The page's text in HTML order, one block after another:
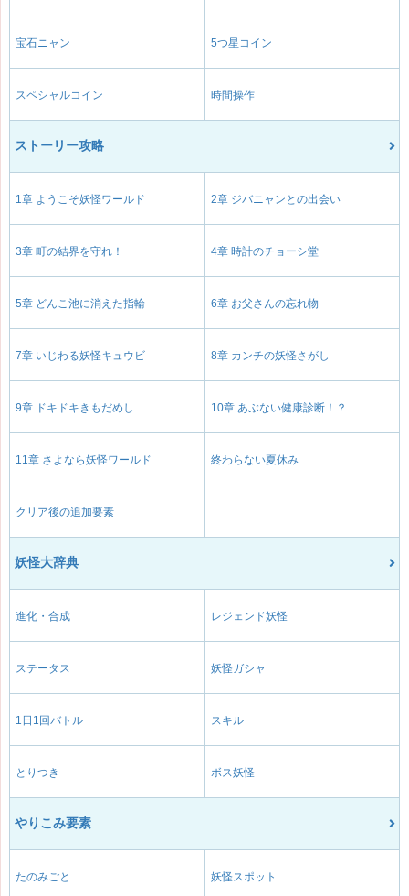
宝石ニャン 5つ星コイン
スペシャルコイン 時間操作
ストーリー攻略
1章 ようこそ妖怪ワールド 2章 ジバニャンとの出会い
3章 町の結界を守れ！ 4章 時計のチョーシ堂
5章 どんこ池に消えた指輪 6章 お父さんの忘れ物
7章 いじわる妖怪キュウビ 8章 カンチの妖怪さがし
9章 ドキドキきもだめし 10章 あぶない健康診断！？
11章 さよなら妖怪ワールド 終わらない夏休み
クリア後の追加要素
妖怪大辞典
進化・合成 レジェンド妖怪
ステータス 妖怪ガシャ
1日1回バトル スキル
とりつき ボス妖怪
やりこみ要素
たのみごと 妖怪スポット